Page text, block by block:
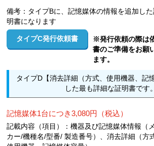
備考：タイプBに、記憶媒体の情報を追加した
明書になります
タイプC発行依頼書
※発行依頼の際は
書のご準備をお願
ます。
タイプD【消去詳細（方式、使用機器、記
した最も詳細な証明書です
記憶媒体1台につき3,080円（税込）
記載内容（項目）：機器及び記憶媒体情報（
カー/機種名/型番/ 製造番号）、消去詳細（方